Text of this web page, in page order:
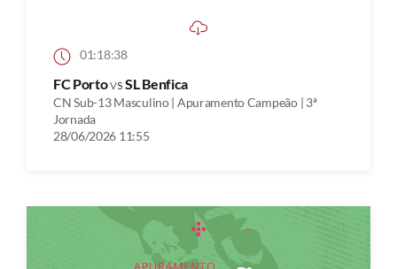
01:18:38
FC PortovsSL Benfica
CN Sub-13 Masculino | Apuramento Campeão | 3ª
Jornada
28/06/2026 11:55